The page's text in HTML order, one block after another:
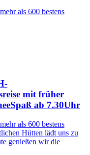
als 600 bestens
mit früher
ab 7.30Uhr
als 600 bestens
Hütten lädt uns zu
genießen wir die